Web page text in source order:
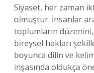
Siyaset, her zaman
olmuştur. İnsanlar
toplumların
bireysel hakları
boyunca dilin ve
inşasında oldukça